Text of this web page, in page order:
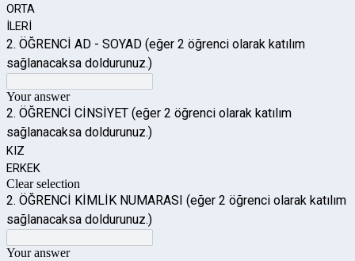
ORTA
İLERİ
2. ÖĞRENCİ AD - SOYAD (eğer 2 öğrenci olarak katılım
sağlanacaksa doldurunuz.)
Your answer
2. ÖĞRENCİ CİNSİYET (eğer 2 öğrenci olarak katılım
sağlanacaksa doldurunuz.)
KIZ
ERKEK
Clear selection
2. ÖĞRENCİ KİMLİK NUMARASI (eğer 2 öğrenci olarak katılım
sağlanacaksa doldurunuz.)
Your answer